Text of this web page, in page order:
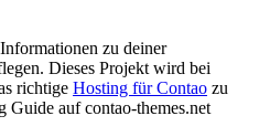
zu deiner
Dieses Projekt wird bei
richtige Hosting für Contao zu
auf contao-themes.net